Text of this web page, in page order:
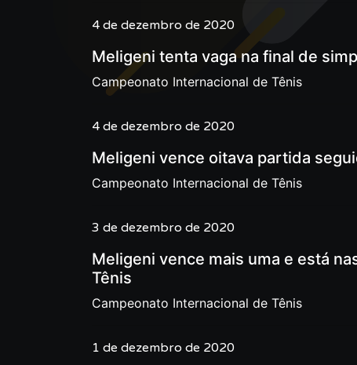
4 de dezembro de 2020
Meligeni tenta vaga na final de
Campeonato Internacional de Tênis
4 de dezembro de 2020
Meligeni vence oitava partida
Campeonato Internacional de Tênis
3 de dezembro de 2020
Meligeni vence mais uma e está
Tênis
Campeonato Internacional de Tênis
1 de dezembro de 2020